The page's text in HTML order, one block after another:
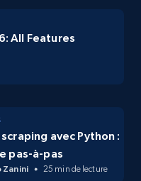
All Features
avec Python :
pas-à-pas
Zanini 25 min de lecture